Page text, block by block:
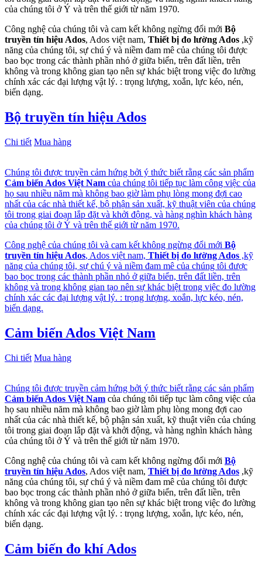
của chúng tôi ở Ý và trên thế giới từ năm 1970.
Công nghệ của chúng tôi và cam kết không ngừng đổi mới Bộ
truyền tín hiệu Ados, Ados việt nam, Thiết bị đo lường Ados ,kỹ
năng của chúng tôi, sự chú ý và niềm đam mê của chúng tôi được
bao bọc trong các thành phần nhỏ ở giữa biển, trên đất liền, trên
không và trong không gian tạo nên sự khác biệt trong việc đo lường
chính xác các đại lượng vật lý. : trọng lượng, xoắn, lực kéo, nén,
biến dạng.
Bộ truyền tín hiệu Ados
Chi tiết Mua hàng
Chúng tôi được truyền cảm hứng bởi ý thức biết rằng các sản phẩm
Cảm biến Ados Việt Nam của chúng tôi tiếp tục làm công việc của
họ sau nhiều năm mà không bao giờ làm phụ lòng mong đợi cao
nhất của các nhà thiết kế, bộ phận sản xuất, kỹ thuật viên của chúng
tôi trong giai đoạn lắp đặt và khởi động, và hàng nghìn khách hàng
của chúng tôi ở Ý và trên thế giới từ năm 1970.
Công nghệ của chúng tôi và cam kết không ngừng đổi mới Bộ
truyền tín hiệu Ados, Ados việt nam, Thiết bị đo lường Ados ,kỹ
năng của chúng tôi, sự chú ý và niềm đam mê của chúng tôi được
bao bọc trong các thành phần nhỏ ở giữa biển, trên đất liền, trên
không và trong không gian tạo nên sự khác biệt trong việc đo lường
chính xác các đại lượng vật lý. : trọng lượng, xoắn, lực kéo, nén,
biến dạng.
Cảm biến Ados Việt Nam
Chi tiết Mua hàng
Chúng tôi được truyền cảm hứng bởi ý thức biết rằng các sản phẩm
Cảm biến Ados Việt Nam của chúng tôi tiếp tục làm công việc của
họ sau nhiều năm mà không bao giờ làm phụ lòng mong đợi cao
nhất của các nhà thiết kế, bộ phận sản xuất, kỹ thuật viên của chúng
tôi trong giai đoạn lắp đặt và khởi động, và hàng nghìn khách hàng
của chúng tôi ở Ý và trên thế giới từ năm 1970.
Công nghệ của chúng tôi và cam kết không ngừng đổi mới Bộ
truyền tín hiệu Ados, Ados việt nam, Thiết bị đo lường Ados ,kỹ
năng của chúng tôi, sự chú ý và niềm đam mê của chúng tôi được
bao bọc trong các thành phần nhỏ ở giữa biển, trên đất liền, trên
không và trong không gian tạo nên sự khác biệt trong việc đo lường
chính xác các đại lượng vật lý. : trọng lượng, xoắn, lực kéo, nén,
biến dạng.
Cảm biến đo khí Ados